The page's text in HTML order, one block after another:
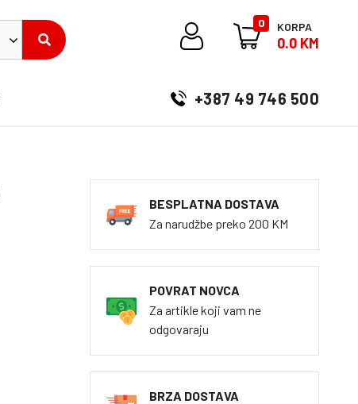
0 KORPA
0.0 KM
+387 49 746 500
BESPLATNA DOSTAVA
Za narudžbe preko 200 KM
POVRAT NOVCA
Za artikle koji vam ne
odgovaraju
BRZA DOSTAVA